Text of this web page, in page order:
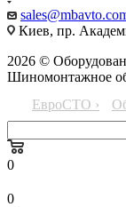
Киев, пр.
2026 ©
Шиномонтажное
ЕвроСТО ›
0
0